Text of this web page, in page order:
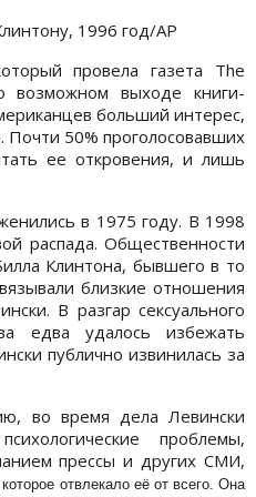
1996 год/АР
провела газета The
возможном выходе книги-
больший интерес,
50% проголосовавших
ее откровения, и лишь
в 1975 году. В 1998
распада. Общественности
Клинтона, бывшего в то
близкие отношения
В разгар сексуального
едва удалось избежать
публично извинилась за
во время дела Левински
проблемы,
прессы и других СМИ,
отвлекало её от всего. Она